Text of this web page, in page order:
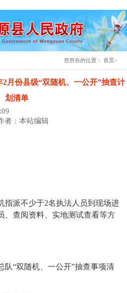
您所在的位置：首页>
月份县级“双随机、一公开”抽查计
划清单
者：本站编辑
派不少于2名执法人员到现场进
、查阅资料、实地测试查看等方
“双随机、一公开”抽查事项清